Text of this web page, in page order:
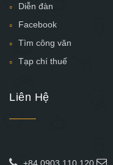
Diễn đàn
Facebook
Tìm công văn
Tạp chí thuế
Liên Hệ
+84 0903.110.120